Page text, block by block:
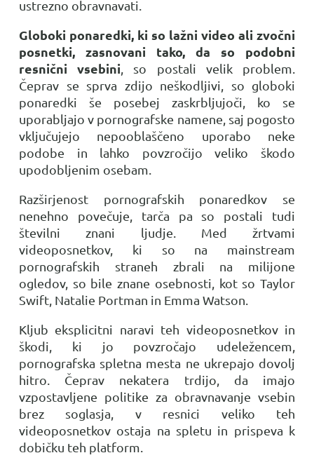
ustrezno obravnavati.
Globoki ponaredki, ki so lažni video ali zvočni
posnetki, zasnovani tako, da so podobni
resnični vsebini , so postali velik problem.
Čeprav se sprva zdijo neškodljivi, so globoki
ponaredki še posebej zaskrbljujoči, ko se
uporabljajo v pornografske namene, saj pogosto
vključujejo nepooblaščeno uporabo neke
podobe in lahko povzročijo veliko škodo
upodobljenim osebam.
Razširjenost pornografskih ponaredkov se
nenehno povečuje, tarča pa so postali tudi
številni znani ljudje. Med žrtvami
videoposnetkov, ki so na mainstream
pornografskih straneh zbrali na milijone
ogledov, so bile znane osebnosti, kot so Taylor
Swift, Natalie Portman in Emma Watson.
Kljub eksplicitni naravi teh videoposnetkov in
škodi, ki jo povzročajo udeležencem,
pornografska spletna mesta ne ukrepajo dovolj
hitro. Čeprav nekatera trdijo, da imajo
vzpostavljene politike za obravnavanje vsebin
brez soglasja, v resnici veliko teh
videoposnetkov ostaja na spletu in prispeva k
dobičku teh platform.